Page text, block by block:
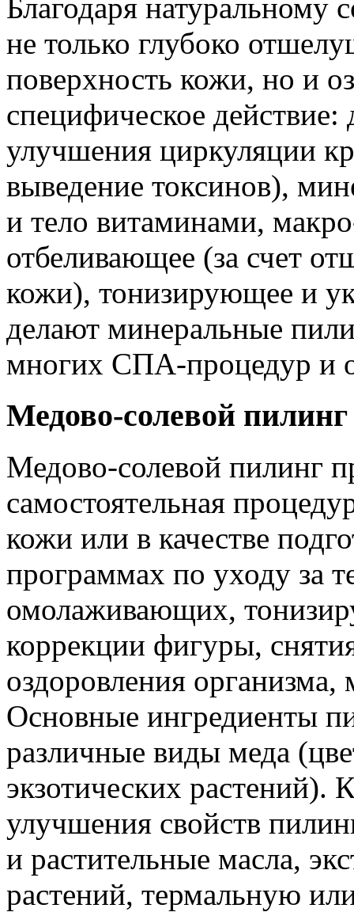
Благодаря натуральному
не только глубоко
поверхность кожи, но и
специфическое
улучшения циркуляции
выведение токсинов),
и тело витаминами,
отбеливающее (за счет
кожи), тонизирующее и
делают минеральные
многих СПА-процедур и
Медово-солевой пилинг
Медово-солевой пилинг
самостоятельная
кожи или в качестве
программах по уходу за
омолаживающих,
коррекции фигуры,
оздоровления
Основные ингредиенты
различные виды меда
экзотических растений).
улучшения свойств
и растительные масла,
растений, термальную